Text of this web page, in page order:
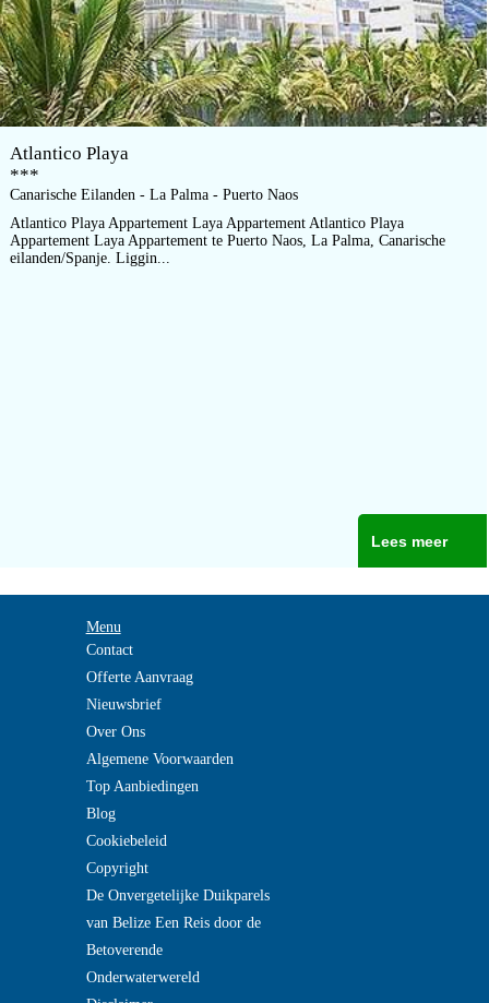
Atlantico Playa
***
Canarische Eilanden - La Palma - Puerto Naos
Atlantico Playa Appartement Laya Appartement Atlantico Playa
Appartement Laya Appartement te Puerto Naos, La Palma, Canarische
eilanden/Spanje. Liggin...
Lees meer
Menu
Contact
Offerte Aanvraag
Nieuwsbrief
Over Ons
Algemene Voorwaarden
Top Aanbiedingen
Blog
Cookiebeleid
Copyright
De Onvergetelijke Duikparels
van Belize Een Reis door de
Betoverende
Onderwaterwereld